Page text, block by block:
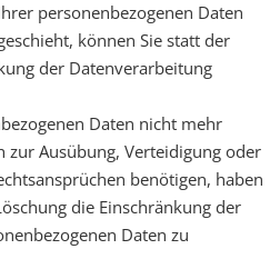
personenbezogenen Daten
können Sie statt der
der Datenverarbeitung
Daten nicht mehr
zur Ausübung, Verteidigung oder
benötigen, haben
die Einschränkung der
Daten zu